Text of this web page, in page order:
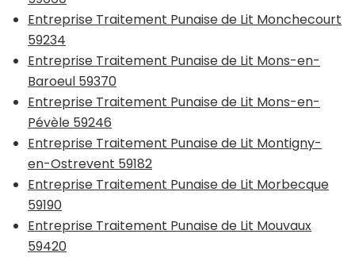
Entreprise Traitement Punaise de Lit Monchecourt
59234
Entreprise Traitement Punaise de Lit Mons-en-
Baroeul 59370
Entreprise Traitement Punaise de Lit Mons-en-
Pévèle 59246
Entreprise Traitement Punaise de Lit Montigny-
en-Ostrevent 59182
Entreprise Traitement Punaise de Lit Morbecque
59190
Entreprise Traitement Punaise de Lit Mouvaux
59420